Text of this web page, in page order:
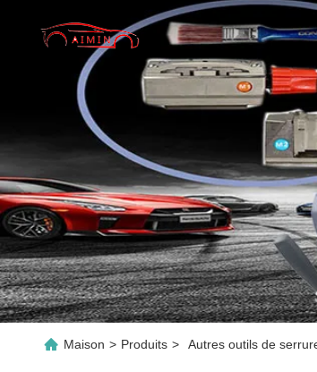
Maison > Produits > Autres outils de